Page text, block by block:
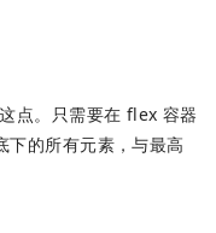
点。只需要在 flex 容器
的所有元素，与最高